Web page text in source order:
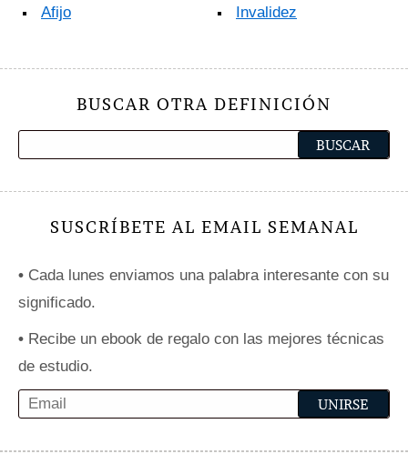
Afijo Invalidez
BUSCAR OTRA DEFINICIÓN
SUSCRÍBETE AL EMAIL SEMANAL
• Cada lunes enviamos una palabra interesante con su
significado.
• Recibe un ebook de regalo con las mejores técnicas
de estudio.